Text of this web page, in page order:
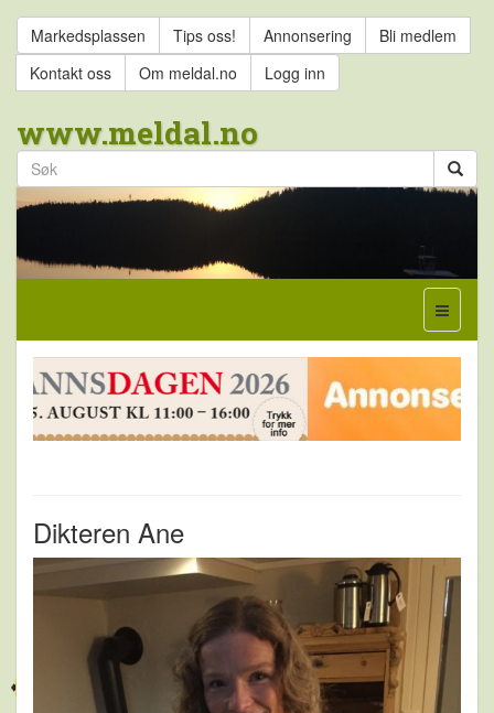
Markedsplassen Tips oss! Annonsering
Bli medlem
Kontakt oss
Om meldal.no Logg inn
www.meldal.no
Dikteren Ane